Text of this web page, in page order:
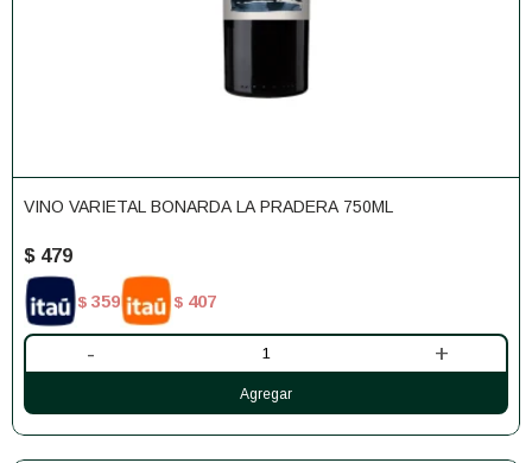
VINO VARIETAL BONARDA LA PRADERA 750ML
$ 479
$ 359 $ 407
- +